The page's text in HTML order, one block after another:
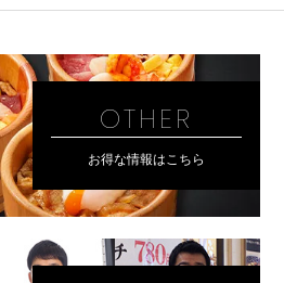
OTHER
お得な情報はこちら